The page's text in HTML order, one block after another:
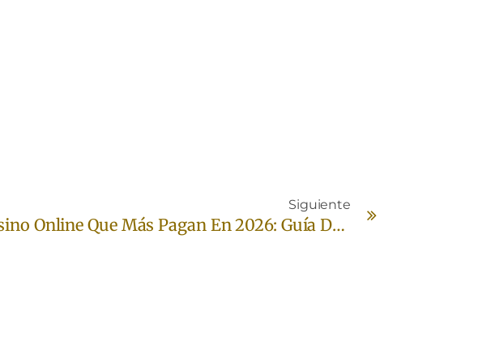
Siguiente
Juegos De Casino Online Que Más Pagan En 2026: Guía Definitiva Con Los 10 Casinos Con Mayor RTP De España